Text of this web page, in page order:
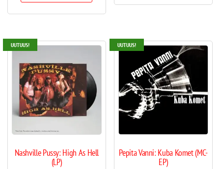
UUTUUS!
Nashville Pussy: High As Hell
(LP)
UUTUUS!
Pepita Vanni: Kuba Komet (MC-
EP)